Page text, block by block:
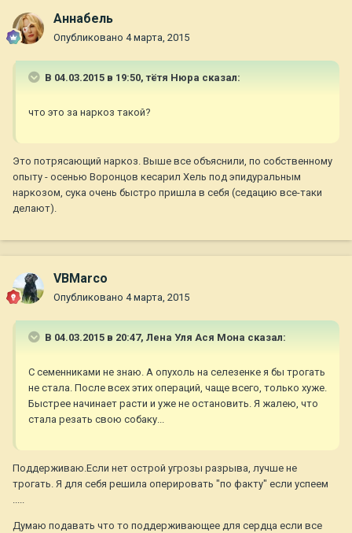
Aннaбель
Опубликовано 4 марта, 2015
В 04.03.2015 в 19:50, тётя Нюра сказал:
что это за наркоз такой?
Это потрясающий наркоз. Выше все объяснили, по собственному
опыту - осенью Воронцов кесарил Хель под эпидуральным
наркозом, сука очень быстро пришла в себя (седацию все-таки
делают).
VBMarco
Опубликовано 4 марта, 2015
В 04.03.2015 в 20:47, Лена Уля Ася Мона сказал:
С семенниками не знаю. А опухоль на селезенке я бы трогать
не стала. После всех этих операций, чаще всего, только хуже.
Быстрее начинает расти и уже не остановить. Я жалею, что
стала резать свою собаку...
Поддерживаю.Если нет острой угрозы разрыва, лучше не
трогать. Я для себя решила оперировать "по факту" если успеем
.....
Думаю подавать что то поддерживающее для сердца если все